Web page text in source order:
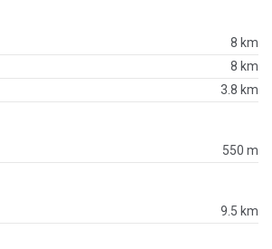
8 km
8 km
3.8 km
550 m
9.5 km